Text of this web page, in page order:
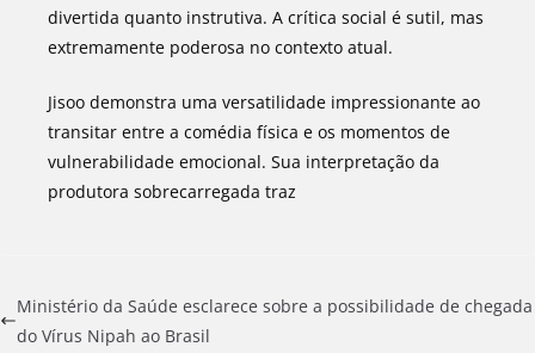
divertida quanto instrutiva. A crítica social é sutil, mas
extremamente poderosa no contexto atual.
Jisoo demonstra uma versatilidade impressionante ao
transitar entre a comédia física e os momentos de
vulnerabilidade emocional. Sua interpretação da
produtora sobrecarregada traz
Ministério da Saúde esclarece sobre a possibilidade de chegada
do Vírus Nipah ao Brasil